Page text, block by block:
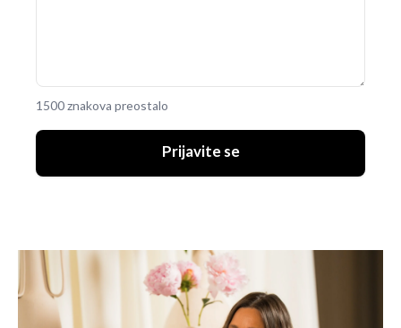
1500 znakova preostalo
Prijavite se